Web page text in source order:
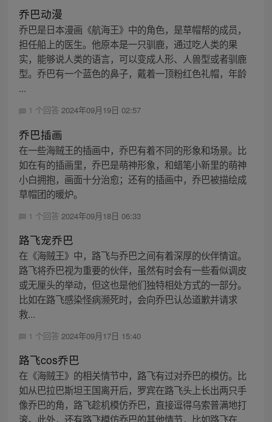
乔巴动漫
乔巴是日本漫画《航海王》中的角色，是草帽帮的成员，
担任船上的医生。他原本是一只驯鹿，通过吃人类的果
实，能够说人类的语言，可以变成人形、人兽型或者驯鹿
型。乔巴有一个蓝色的鼻子，戴着一顶粉红色礼帽，年龄
...
1 个回答 2024年09月19日 02:57
乔巴插画
在一些海贼王的插画中，乔巴有着不同的形象和场景。比
如在有的插画里，乔巴是萌神形象，和蜡笔小新里的萌神
小白拥抱，画面十分治愈；还有的插画中，乔巴被描绘成
草帽团的暖炉。
1 个回答 2024年09月18日 06:33
路飞宠乔巴
在《海贼王》中，路飞与乔巴之间有着深厚的伙伴情谊。
路飞将乔巴视为重要的伙伴，虽然有时会有一些看似调皮
或无厘头的举动，但这也是他们独特相处方式的一部分。
比如在路飞感染怪病濒死时，会向乔巴认怂道歉并请求
救...
1 个回答 2024年09月17日 15:40
路飞cos乔巴
在《海贼王》的相关情节中，路飞有过对乔巴的模仿。比
如从巴拉巴斯坦王国离开后，罗宾在路飞头上长出两只手
像乔巴的角，路飞趁机模仿乔巴，直接逗得乌索普满地打
滚。此外，还有路飞模仿乔巴的其他情节，比如路飞在